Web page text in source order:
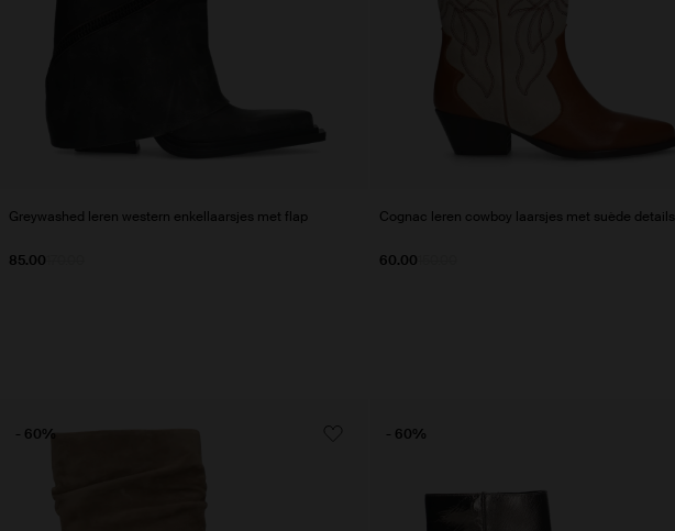
Greywashed leren western enkellaarsjes met flap
85.00
Cognac leren cowboy laarsjes met suède details
60.00
- 60% - 60%